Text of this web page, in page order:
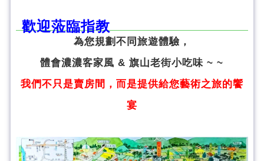
歡迎蒞臨指教
為您規劃不同旅遊體驗，
體會濃濃客家風 & 旗山老街小吃味 ~ ~
我們不只是賣房間，而是提供給您藝術之旅的饗
宴